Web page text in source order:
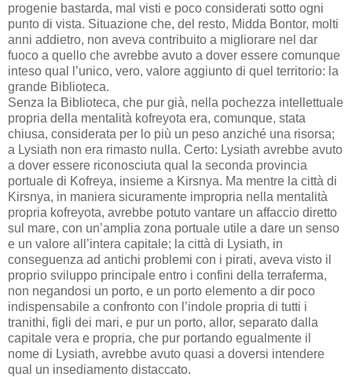
progenie bastarda, mal visti e poco considerati sotto ogni
punto di vista. Situazione che, del resto, Midda Bontor, molti
anni addietro, non aveva contribuito a migliorare nel dar
fuoco a quello che avrebbe avuto a dover essere comunque
inteso qual l’unico, vero, valore aggiunto di quel territorio: la
grande Biblioteca.
Senza la Biblioteca, che pur già, nella pochezza intellettuale
propria della mentalità kofreyota era, comunque, stata
chiusa, considerata per lo più un peso anziché una risorsa;
a Lysiath non era rimasto nulla. Certo: Lysiath avrebbe avuto
a dover essere riconosciuta qual la seconda provincia
portuale di Kofreya, insieme a Kirsnya. Ma mentre la città di
Kirsnya, in maniera sicuramente impropria nella mentalità
propria kofreyota, avrebbe potuto vantare un affaccio diretto
sul mare, con un’amplia zona portuale utile a dare un senso
e un valore all’intera capitale; la città di Lysiath, in
conseguenza ad antichi problemi con i pirati, aveva visto il
proprio sviluppo principale entro i confini della terraferma,
non negandosi un porto, e un porto elemento a dir poco
indispensabile a confronto con l’indole propria di tutti i
tranithi, figli dei mari, e pur un porto, allor, separato dalla
capitale vera e propria, che pur portando egualmente il
nome di Lysiath, avrebbe avuto quasi a doversi intendere
qual un insediamento distaccato.